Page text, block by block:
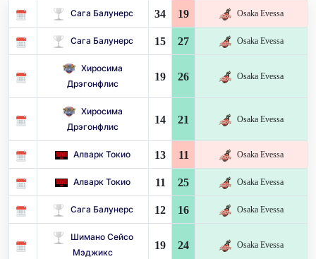
Сага Балунерс 34 19 Osaka Evessa
Сага Балунерс 15 27 Osaka Evessa
Хиросима
Дрэгонфлис
19 26 Osaka Evessa
Хиросима
Дрэгонфлис
14 21 Osaka Evessa
Алварк Токио 13 11 Osaka Evessa
Алварк Токио 11 25 Osaka Evessa
Сага Балунерс 12 16 Osaka Evessa
Шимано Сейсо
Мэджикс
19 24 Osaka Evessa